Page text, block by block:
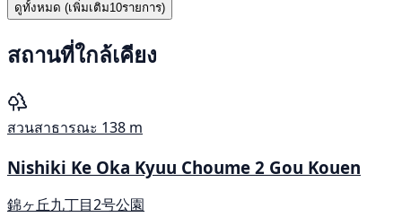
ดูทั้งหมด (เพิ่มเติม10รายการ)
สถานที่ใกล้เคียง
สวนสาธารณะ 138 m
Nishiki Ke Oka Kyuu Choume 2 Gou Kouen
錦ヶ丘九丁目2号公園